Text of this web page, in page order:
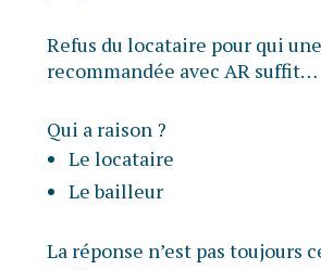
Refus du locataire pour qui
recommandée avec AR suffit…
Qui a raison ?
Le locataire
Le bailleur
La réponse n’est pas toujours